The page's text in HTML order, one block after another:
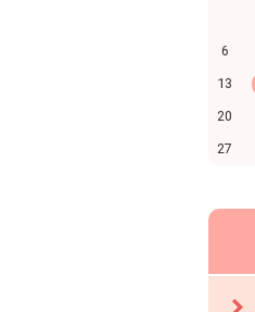
6
13
20
27